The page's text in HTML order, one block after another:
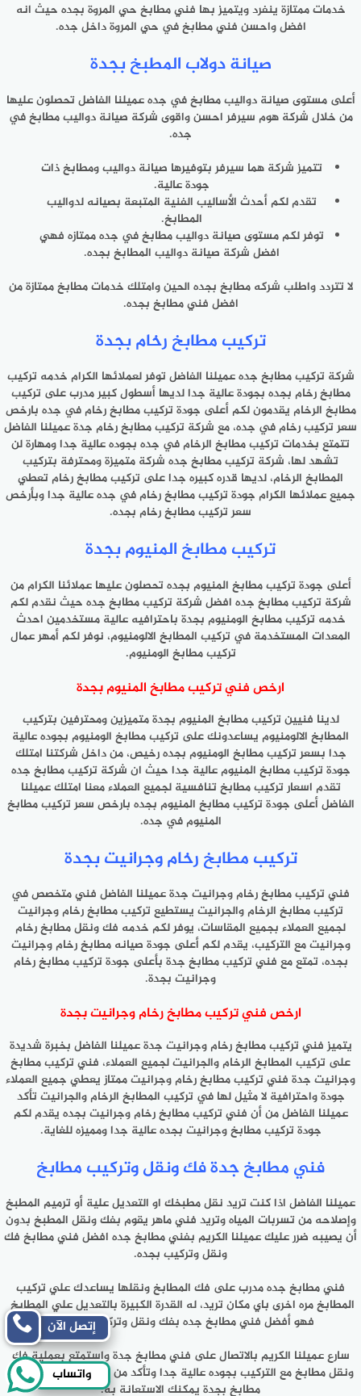
خدمات ممتازة ينفرد ويتميز بها فني مطابخ حي المروة بجده حيث انه
افضل واحسن فني مطابخ في حي المروة داخل جده.
صيانة دولاب المطبخ بجدة
أعلى مستوى صيانة دواليب مطابخ في جده عميلنا الفاضل تحصلون عليها
من خلال شركة هوم سيرفر احسن واقوى شركة صيانة دواليب مطابخ في
جده.
تتميز شركة هما سيرفر بتوفيرها صيانة دواليب ومطابخ ذات
جودة عالية.
تقدم لكم أحدث الأساليب الفنية المتبعة بصيانه لدواليب
المطابخ.
توفر لكم مستوى صيانة دواليب مطابخ في جده ممتازه فهي
افضل شركة صيانة دواليب المطابخ بجده.
لا تتردد واطلب شركه مطابخ بجده الحين وامتلك خدمات مطابخ ممتازة من
افضل فني مطابخ بجده.
تركيب مطابخ رخام بجدة
شركة تركيب مطابخ جده عميلنا الفاضل توفر لعملائها الكرام خدمه تركيب
مطابخ رخام بجده بجودة عالية جدا لديها أسطول كبير مدرب على تركيب
مطابخ الرخام يقدمون لكم أعلى جودة تركيب مطابخ رخام في جده بارخص
سعر تركيب رخام في جده، مع شركة تركيب مطابخ رخام جدة عميلنا الفاضل
تتمتع بخدمات تركيب مطابخ الرخام في جده بجوده عالية جدا ومهارة لن
تشهد لها، شركة تركيب مطابخ جده شركة متميزة ومحترفة بتركيب
المطابخ الرخام، لديها قدره كبيره جدا على تركيب مطابخ رخام تعطي
جميع عملائها الكرام جودة تركيب مطابخ رخام في جده عالية جدا وبأرخص
سعر تركيب مطابخ رخام بجده.
تركيب مطابخ المنيوم بجدة
أعلى جودة تركيب مطابخ المنيوم بجده تحصلون عليها عملائنا الكرام من
شركة تركيب مطابخ جده افضل شركة تركيب مطابخ جده حيث نقدم لكم
خدمه تركيب مطابخ الومنيوم بجدة باحترافيه عالية مستخدمين احدث
المعدات المستخدمة في تركيب المطابخ الالومنيوم، نوفر لكم أمهر عمال
تركيب مطابخ الومنيوم.
ارخص فني تركيب مطابخ المنيوم بجدة
لدينا فنيين تركيب مطابخ المنيوم بجدة متميزين ومحترفين بتركيب
المطابخ الالومنيوم يساعدونك على تركيب مطابخ الومنيوم بجوده عالية
جدا بسعر تركيب مطابخ الومنيوم بجده رخيص، من داخل شركتنا امتلك
جودة تركيب مطابخ المنيوم عالية جدا حيث ان شركة تركيب مطابخ جده
تقدم اسعار تركيب مطابخ تنافسية لجميع العملاء معنا امتلك عميلنا
الفاضل أعلى جودة تركيب مطابخ المنيوم بجده بارخص سعر تركيب مطابخ
المنيوم في جده.
تركيب مطابخ رخام وجرانيت بجدة
فني تركيب مطابخ رخام وجرانيت جدة عميلنا الفاضل فني متخصص في
تركيب مطابخ الرخام والجرانيت يستطيع تركيب مطابخ رخام وجرانيت
لجميع العملاء بجميع المقاسات، يوفر لكم خدمه فك ونقل مطابخ رخام
وجرانيت مع التركيب، يقدم لكم أعلى جودة صيانه مطابخ رخام وجرانيت
بجده، تمتع مع فني تركيب مطابخ جدة بأعلى جودة تركيب مطابخ رخام
وجرانيت بجدة.
ارخص فني تركيب مطابخ رخام وجرانيت بجدة
يتميز فني تركيب مطابخ رخام وجرانيت جدة عميلنا الفاضل بخبرة شديدة
على تركيب المطابخ الرخام والجرانيت لجميع العملاء، فني تركيب مطابخ
وجرانيت جدة فني تركيب مطابخ رخام وجرانيت ممتاز يعطي جميع العملاء
جودة واحترافية لا مثيل لها في تركيب المطابخ الرخام والجرانيت تأكد
عميلنا الفاضل من أن فني تركيب مطابخ رخام وجرانيت بجده يقدم لكم
جودة تركيب مطابخ وجرانيت بجده عالية جدا ومميزه للغاية.
فني مطابخ جدة فك ونقل وتركيب مطابخ
عميلنا الفاضل اذا كنت تريد نقل مطبخك او التعديل علية أو ترميم المطبخ
وإصلاحه من تسربات المياه وتريد فني ماهر يقوم بفك ونقل المطبخ بدون
أن يصيبه ضرر عليك عميلنا الكريم بفني مطابخ جده افضل فني مطابخ فك
ونقل وتركيب بجده.
فني مطابخ جده مدرب على فك المطابخ ونقلها يساعدك علي تركيب
المطابخ مره اخرى باي مكان تريد، له القدرة الكبيرة بالتعديل علي المطابخ
فهو أفضل فني مطابخ جده بفك ونقل وتركيب المطابخ.
سارع عميلنا الكريم بالاتصال على فني مطابخ جدة واستمتع بعملية فك
ونقل مطابخ مع التركيب بجوده عالية جدا وتأكد من انه افضل فني تركيب
مطابخ بجدة يمكنك الاستعانة به.
إتصل الآن
واتساب